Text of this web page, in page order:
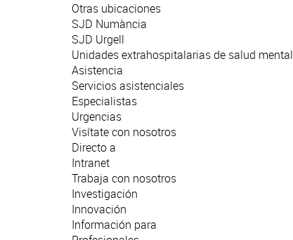
Otras ubicaciones
SJD Numància
SJD Urgell
Unidades extrahospitalarias de salud mental
Asistencia
Servicios asistenciales
Especialistas
Urgencias
Visítate con nosotros
Directo a
Intranet
Trabaja con nosotros
Investigación
Innovación
Información para